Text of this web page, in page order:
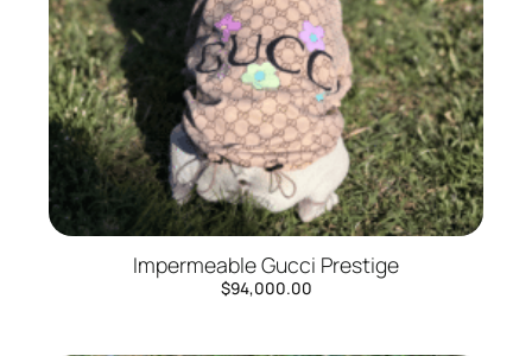
Impermeable Gucci Prestige
$94,000.00